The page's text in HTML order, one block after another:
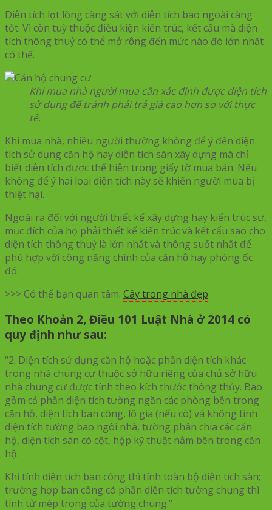
Diện tích lọt lòng càng sát với diện tích bao ngoài càng
tốt. Vì còn tuỳ thuộc điều kiện kiến trúc, kết cấu mà diện
tích thông thuỷ có thể mở rộng đến mức nào đó lớn nhất
có thể.
Khi mua nhà người mua cần xác định được diện tích
sử dụng để tránh phải trả giá cao hơn so với thực
tế.
Khi mua nhà, nhiều người thường không để ý đến diện
tích sử dụng căn hộ hay diện tích sàn xây dựng mà chỉ
biết diện tích được thể hiện trong giấy tờ mua bán. Nếu
không để ý hai loại diện tích này sẽ khiến người mua bị
thiệt hại.
Ngoài ra đối với người thiết kế xây dựng hay kiến trúc sư,
mục đích của họ phải thiết kế kiến trúc và kết cấu sao cho
diện tích thông thuỷ là lớn nhất và thông suốt nhất để
phù hợp với công năng chính của căn hộ hay phòng ốc
đó.
>>> Có thể bạn quan tâm: Cây trong nhà đẹp
Theo Khoản 2, Điều 101 Luật Nhà ở 2014 có
quy định như sau:
“2. Diện tích sử dụng căn hộ hoặc phần diện tích khác
trong nhà chung cư thuộc sở hữu riêng của chủ sở hữu
nhà chung cư được tính theo kích thước thông thủy. Bao
gồm cả phần diện tích tường ngăn các phòng bên trong
căn hộ, diện tích ban công, lô gia (nếu có) và không tính
diện tích tường bao ngôi nhà, tường phân chia các căn
hộ, diện tích sàn có cột, hộp kỹ thuật nằm bên trong căn
hộ.
Khi tính diện tích ban công thì tính toàn bộ diện tích sàn;
trường hợp ban công có phần diện tích tường chung thì
tính từ mép trong của tường chung.”